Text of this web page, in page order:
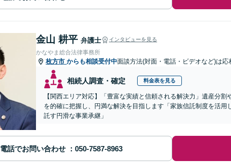
金山 耕平 弁護士 インタビューを見る
かなやま総合法律事務所
枚方市 からも相談受付中面談方法(対面・電話・ビデオなど)は応
相続人調査・確定 料金表を見る
【関西エリア対応】「豊富な実績と信頼される解決力」遺産分
を的確に把握し、円満な解決を目指します「家族信託制度を活
託す円滑な事業承継」
電話でお問い合わせ